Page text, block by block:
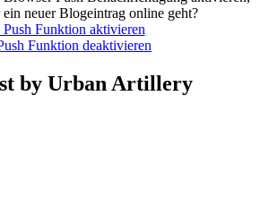
ein neuer Blogeintrag online geht?
Push Funktion aktivieren
Funktion deaktivieren
by Urban Artillery